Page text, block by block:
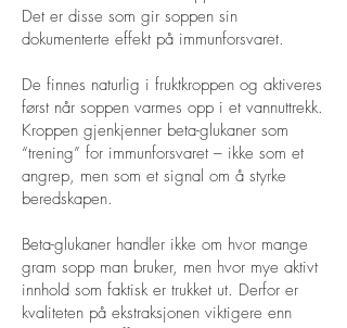
Det er disse som gir soppen sin
dokumenterte effekt på immunforsvaret.
De finnes naturlig i fruktkroppen og aktiveres
først når soppen varmes opp i et vannuttrekk.
Kroppen gjenkjenner beta-glukaner som
“trening” for immunforsvaret – ikke som et
angrep, men som et signal om å styrke
beredskapen.
Beta-glukaner handler ikke om hvor mange
gram sopp man bruker, men hvor mye aktivt
innhold som faktisk er trukket ut. Derfor er
kvaliteten på ekstraksjonen viktigere enn